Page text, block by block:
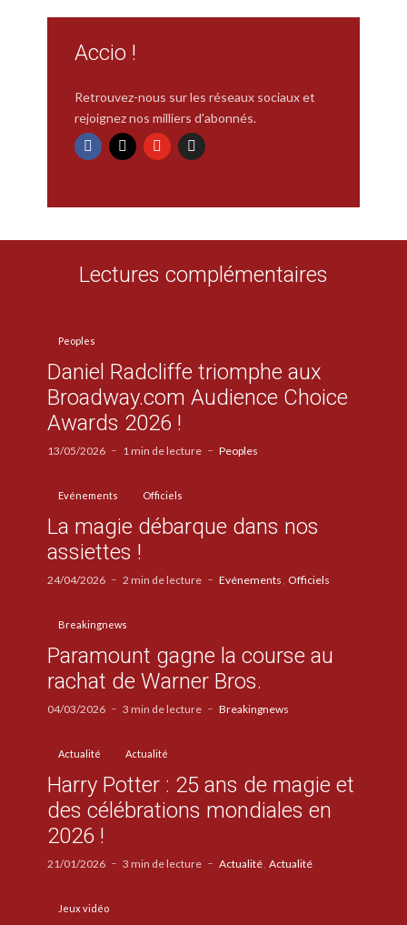
Accio !
Retrouvez-nous sur les réseaux sociaux et
rejoignez nos milliers d'abonnés.
Lectures complémentaires
Peoples
Daniel Radcliffe triomphe aux
Broadway.com Audience Choice
Awards 2026 !
13/05/2026 1 min de lecture Peoples
Evénements Officiels
La magie débarque dans nos
assiettes !
24/04/2026 2 min de lecture Evénements Officiels
Breakingnews
Paramount gagne la course au
rachat de Warner Bros.
04/03/2026 3 min de lecture Breakingnews
Actualité Actualité
Harry Potter : 25 ans de magie et
des célébrations mondiales en
2026 !
21/01/2026 3 min de lecture Actualité Actualité
Jeux vidéo